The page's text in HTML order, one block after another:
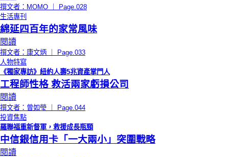
撰文者：ΜΟΜΟ ｜ Page.028
生活專刊
綿延四百年的家常風味
閱讀
撰文者：康文炳 ｜ Page.033
人物特寫
《獨家專訪》紐約人壽5兆資產掌門人
工程師性格 救活兩家虧損公司
閱讀
撰文者：曾如瑩 ｜ Page.044
投資焦點
羅聯福重新督軍，救援成長瓶頸
中信銀信用卡「一大兩小」突圍戰略
閱讀